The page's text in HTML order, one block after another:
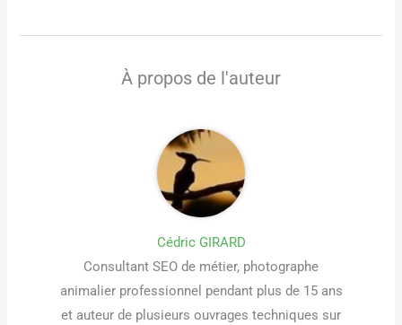
À propos de l'auteur
Cédric GIRARD
Consultant SEO de métier, photographe
animalier professionnel pendant plus de 15 ans
et auteur de plusieurs ouvrages techniques sur